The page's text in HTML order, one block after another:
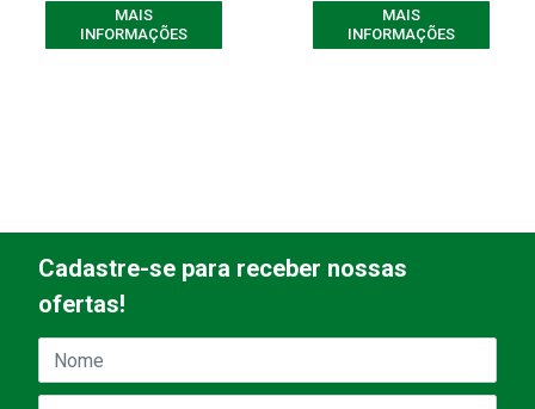
MAIS
INFORMAÇÕES
MAIS
INFORMAÇÕES
Cadastre-se para receber nossas
ofertas!